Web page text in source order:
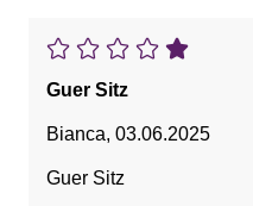
Guer Sitz
Bianca, 03.06.2025
Guer Sitz